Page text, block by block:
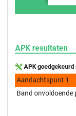
APK resultaten
APK
Aandachtspunt 1
Band onvoldoende